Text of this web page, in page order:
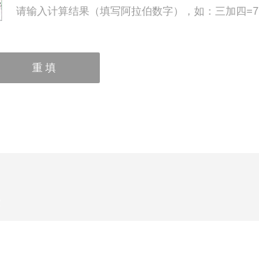
请输入计算结果（填写阿拉伯数字），如：三加四=7